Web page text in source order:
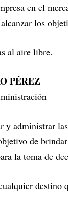
en el
los
al aire libre.
PÉREZ
y administrar
de
la toma de
destino